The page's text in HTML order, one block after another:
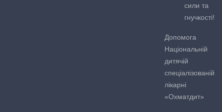
сили та
гнучкості!
Допомога
Національній
дитячій
спеціалізованій
лікарні
«Охматдит»